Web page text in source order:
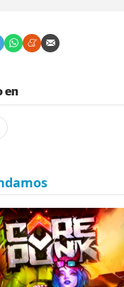
en